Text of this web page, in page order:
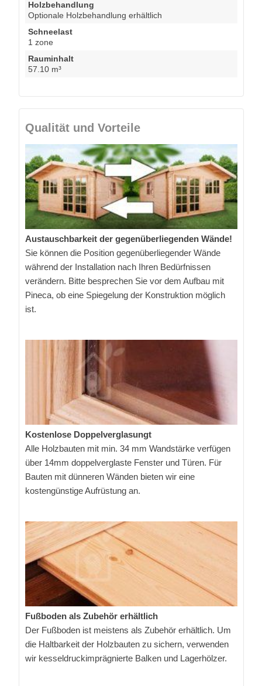
Holzbehandlung
Optionale Holzbehandlung erhältlich
Schneelast
1 zone
Rauminhalt
57.10 m³
Qualität und Vorteile
Austauschbarkeit der gegenüberliegenden Wände!
Sie können die Position gegenüberliegender Wände
während der Installation nach Ihren Bedürfnissen
verändern. Bitte besprechen Sie vor dem Aufbau mit
Pineca, ob eine Spiegelung der Konstruktion möglich
ist.
Kostenlose Doppelverglasungt
Alle Holzbauten mit min. 34 mm Wandstärke verfügen
über 14mm doppelverglaste Fenster und Türen. Für
Bauten mit dünneren Wänden bieten wir eine
kostengünstige Aufrüstung an.
Fußboden als Zubehör erhältlich
Der Fußboden ist meistens als Zubehör erhältlich. Um
die Haltbarkeit der Holzbauten zu sichern, verwenden
wir kesseldruckimprägnierte Balken und Lagerhölzer.